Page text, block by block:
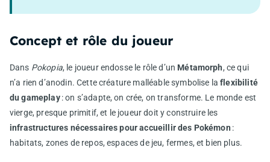
Concept et rôle du joueur
Dans Pokopia, le joueur endosse le rôle d’un Métamorph, ce qui
n’a rien d’anodin. Cette créature malléable symbolise laflexibilité
du gameplay: on s’adapte, on crée, on transforme. Le monde est
vierge, presque primitif, et le joueur doit y construire les
infrastructures nécessaires pour accueillir des Pokémon :
habitats, zones de repos, espaces de jeu, fermes, et bien plus.